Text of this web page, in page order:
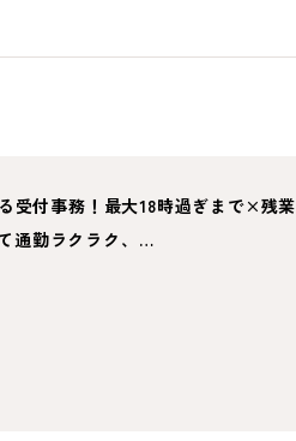
受付事務！最大18時過ぎまで×残業
通勤ラクラク、…